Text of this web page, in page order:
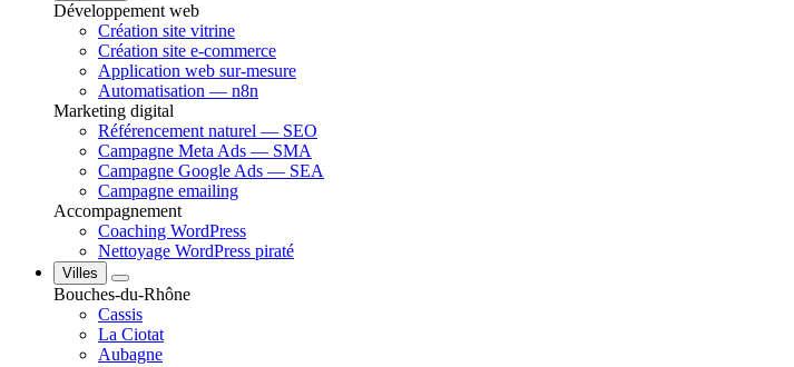
Développement web
Création site vitrine
Création site e-commerce
Application web sur-mesure
Automatisation — n8n
Marketing digital
Référencement naturel — SEO
Campagne Meta Ads — SMA
Campagne Google Ads — SEA
Campagne emailing
Accompagnement
Coaching WordPress
Nettoyage WordPress piraté
Villes
Bouches-du-Rhône
Cassis
La Ciotat
Aubagne